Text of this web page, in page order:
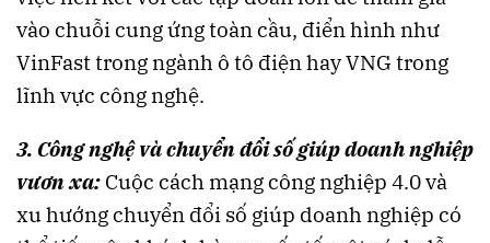
vào chuỗi cung ứng toàn cầu, điển hình như
VinFast trong ngành ô tô điện hay VNG trong
lĩnh vực công nghệ.
3. Công nghệ và chuyển đổi số giúp doanh nghiệp
vươn xa: Cuộc cách mạng công nghiệp 4.0 và
xu hướng chuyển đổi số giúp doanh nghiệp có